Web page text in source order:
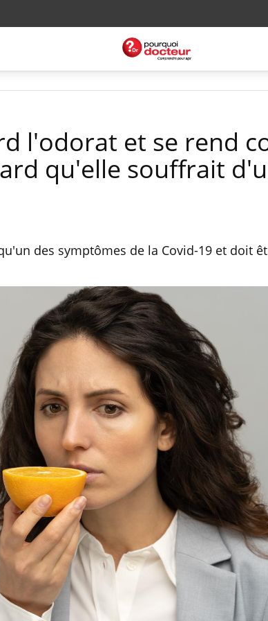
l'odorat et se rend
qu'elle souffrait
des symptômes de la Covid-19 et doit
Fortes chaleurs :
pourquoi le risque de
noyade grimpe-t-il ?
Le Viagra pourrait-il
freiner la propagation du
cancer ?
Pourquoi manger moins
de protéines pourrait
finalement être bénéfique